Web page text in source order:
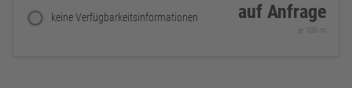
keine Verfügbarkeitsinformationen auf Anfrage
je 100 m